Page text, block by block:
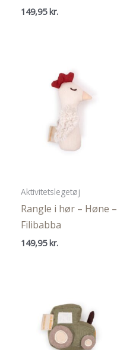
149,95kr.
Aktivitetslegetøj
Rangle i hør – Høne –
Filibabba
149,95kr.